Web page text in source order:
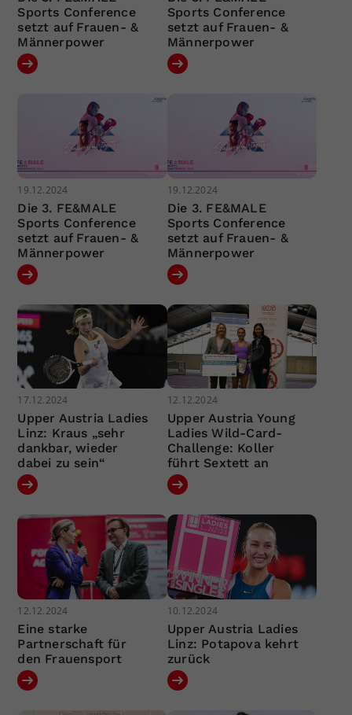
Sports Conference
setzt auf Frauen- &
Männerpower
Sports Conference
setzt auf Frauen- &
Männerpower
19.12.2024
Die 3. FE&MALE
Sports Conference
setzt auf Frauen- &
Männerpower
19.12.2024
Die 3. FE&MALE
Sports Conference
setzt auf Frauen- &
Männerpower
17.12.2024
Upper Austria Ladies
Linz: Kraus „sehr
dankbar, wieder
dabei zu sein“
12.12.2024
Upper Austria Young
Ladies Wild-Card-
Challenge: Koller
führt Sextett an
12.12.2024
Eine starke
Partnerschaft für
den Frauensport
10.12.2024
Upper Austria Ladies
Linz: Potapova kehrt
zurück